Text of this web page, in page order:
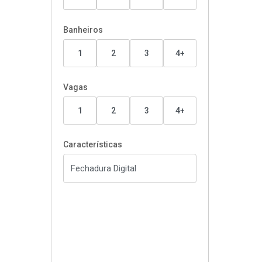
Banheiros
1 2 3 4+
Vagas
1 2 3 4+
Características